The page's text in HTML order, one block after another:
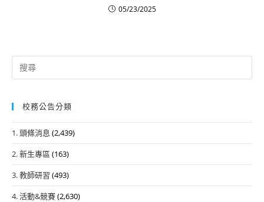
05/23/2025
Search
for:
校務公告分類
1. 頭條消息 (2,439)
2. 新生專區 (163)
3. 教師研習 (493)
4. 活動&競賽(2,630)